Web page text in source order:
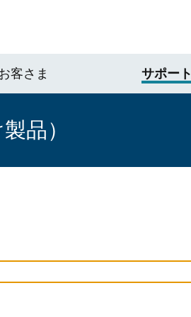
客さま サポート
品）